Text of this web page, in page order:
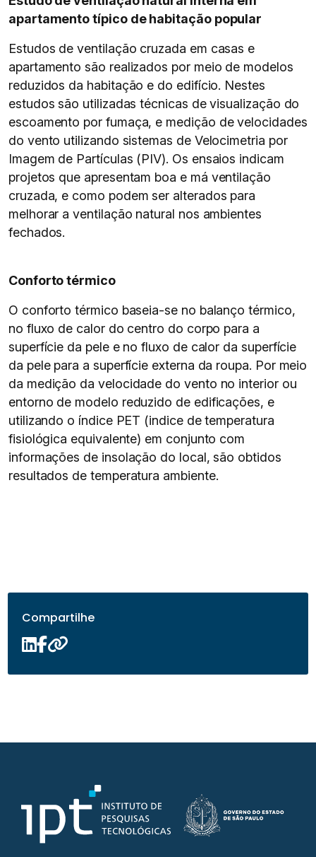
apartamento típico de habitação popular
Estudos de ventilação cruzada em casas e
apartamento são realizados por meio de modelos
reduzidos da habitação e do edifício. Nestes
estudos são utilizadas técnicas de visualização do
escoamento por fumaça, e medição de velocidades
do vento utilizando sistemas de Velocimetria por
Imagem de Partículas (PIV). Os ensaios indicam
projetos que apresentam boa e má ventilação
cruzada, e como podem ser alterados para
melhorar a ventilação natural nos ambientes
fechados.
Conforto térmico
O conforto térmico baseia-se no balanço térmico,
no fluxo de calor do centro do corpo para a
superfície da pele e no fluxo de calor da superfície
da pele para a superfície externa da roupa. Por meio
da medição da velocidade do vento no interior ou
entorno de modelo reduzido de edificações, e
utilizando o índice PET (indice de temperatura
fisiológica equivalente) em conjunto com
informações de insolação do local, são obtidos
resultados de temperatura ambiente.
Compartilhe